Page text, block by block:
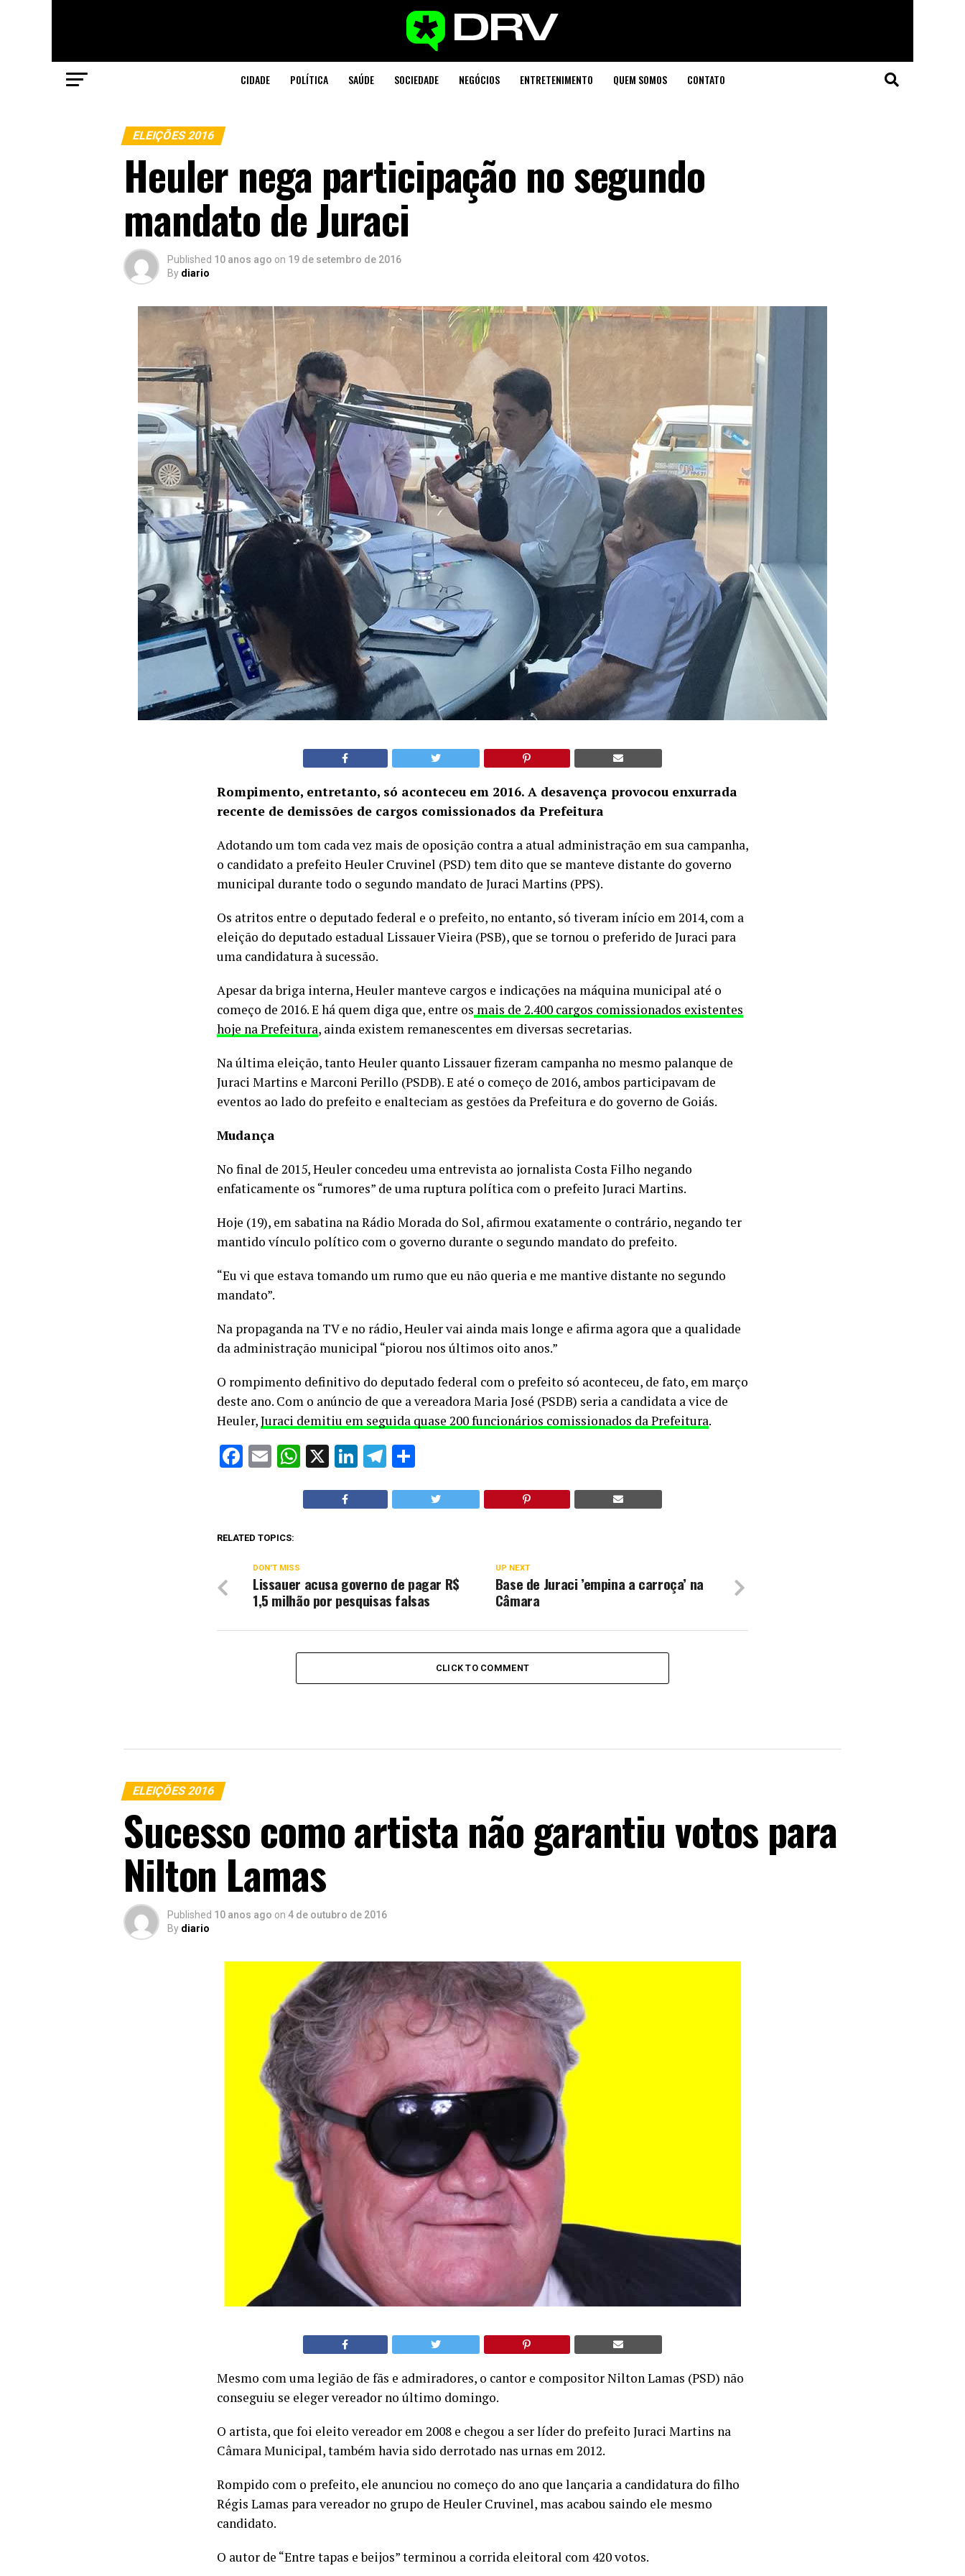
CIDADE POLÍTICA SAÚDE SOCIEDADE NEGÓCIOS ENTRETENIMENTO QUEM SOMOS CONTATO
ELEIÇÕES 2016
Heuler nega participação no segundo
mandato de Juraci
Published 10 anos ago on 19 de setembro de 2016
By diario
Rompimento, entretanto, só aconteceu em 2016. A desavença provocou enxurrada
recente de demissões de cargos comissionados da Prefeitura
Adotando um tom cada vez mais de oposição contra a atual administração em sua campanha,
o candidato a prefeito Heuler Cruvinel (PSD) tem dito que se manteve distante do governo
municipal durante todo o segundo mandato de Juraci Martins (PPS).
Os atritos entre o deputado federal e o prefeito, no entanto, só tiveram início em 2014, com a
eleição do deputado estadual Lissauer Vieira (PSB), que se tornou o preferido de Juraci para
uma candidatura à sucessão.
Apesar da briga interna, Heuler manteve cargos e indicações na máquina municipal até o
começo de 2016. E há quem diga que, entre os mais de 2.400 cargos comissionados existentes
hoje na Prefeitura, ainda existem remanescentes em diversas secretarias.
Na última eleição, tanto Heuler quanto Lissauer fizeram campanha no mesmo palanque de
Juraci Martins e Marconi Perillo (PSDB). E até o começo de 2016, ambos participavam de
eventos ao lado do prefeito e enalteciam as gestões da Prefeitura e do governo de Goiás.
Mudança
No final de 2015, Heuler concedeu uma entrevista ao jornalista Costa Filho negando
enfaticamente os “rumores” de uma ruptura política com o prefeito Juraci Martins.
Hoje (19), em sabatina na Rádio Morada do Sol, afirmou exatamente o contrário, negando ter
mantido vínculo político com o governo durante o segundo mandato do prefeito.
“Eu vi que estava tomando um rumo que eu não queria e me mantive distante no segundo
mandato”.
Na propaganda na TV e no rádio, Heuler vai ainda mais longe e afirma agora que a qualidade
da administração municipal “piorou nos últimos oito anos.”
O rompimento definitivo do deputado federal com o prefeito só aconteceu, de fato, em março
deste ano. Com o anúncio de que a vereadora Maria José (PSDB) seria a candidata a vice de
Heuler,Juraci demitiu em seguida quase 200 funcionários comissionados da Prefeitura.
Facebook
EmailWhatsApp
X LinkedIn
Telegram
RELATED TOPICS:
UP NEXT
Base de Juraci ’empina a carroça’ na
Câmara
DON'T MISS
Lissauer acusa governo de pagar R$
1,5 milhão por pesquisas falsas
CLICK TO COMMENT
ELEIÇÕES 2016
Sucesso como artista não garantiu votos para
Nilton Lamas
Published 10 anos ago on 4 de outubro de 2016
By diario
Mesmo com uma legião de fãs e admiradores, o cantor e compositor Nilton Lamas (PSD) não
conseguiu se eleger vereador no último domingo.
O artista, que foi eleito vereador em 2008 e chegou a ser líder do prefeito Juraci Martins na
Câmara Municipal, também havia sido derrotado nas urnas em 2012.
Rompido com o prefeito, ele anunciou no começo do ano que lançaria a candidatura do filho
Régis Lamas para vereador no grupo de Heuler Cruvinel, mas acabou saindo ele mesmo
candidato.
O autor de “Entre tapas e beijos” terminou a corrida eleitoral com 420 votos.